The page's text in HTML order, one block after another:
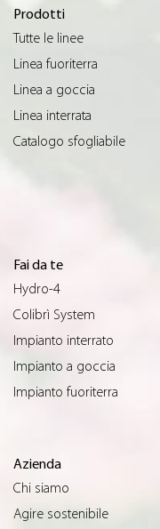
Prodotti
Tutte le linee
Linea fuoriterra
Linea a goccia
Linea interrata
Catalogo sfogliabile
Fai da te
Hydro-4
Colibrì System
Impianto interrato
Impianto a goccia
Impianto fuoriterra
Azienda
Chi siamo
Agire sostenibile